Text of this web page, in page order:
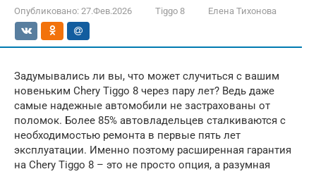
Опубликовано: 27.Фев.2026 Tiggo 8 Елена Тихонова
Задумывались ли вы, что может случиться с вашим
новеньким Chery Tiggo 8 через пару лет? Ведь даже
самые надежные автомобили не застрахованы от
поломок. Более 85% автовладельцев сталкиваются с
необходимостью ремонта в первые пять лет
эксплуатации. Именно поэтому расширенная гарантия
на Chery Tiggo 8 – это не просто опция, а разумная